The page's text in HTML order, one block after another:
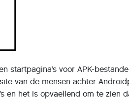
startpagina’s voor APK-
van de mensen achter
en het is opvaellend om te zien